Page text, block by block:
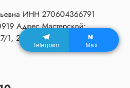
ИНН 270604366791
Адрес Мастерской:
2 подъезд, 1 этаж, домофон
Telegram Max